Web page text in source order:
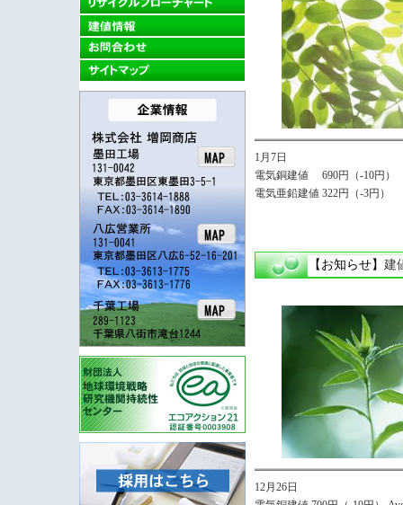
1月7日
電気銅建値 690円（-10円）
電気亜鉛建値 322円（-3円）
【お知らせ】 建
12月26日